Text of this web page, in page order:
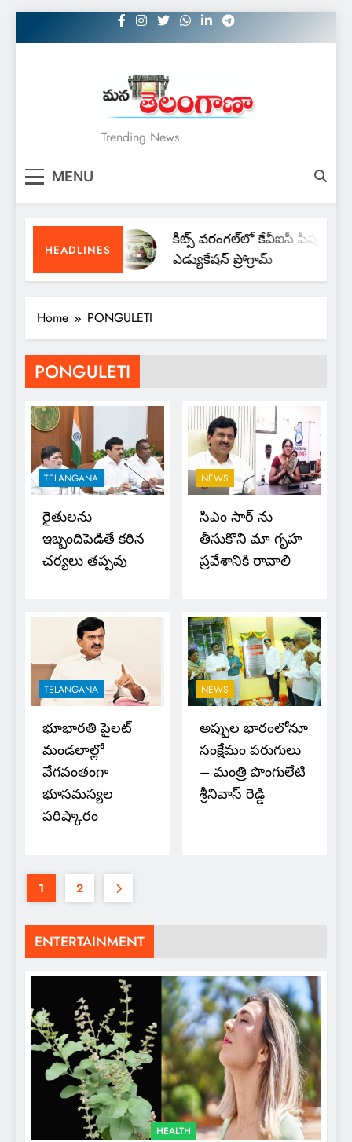
to
MANATELANGANAA
Trending News
MENU
HEADLINES
కిట్స్ వరంగల్‌లో కేవీఐసీ పీపుల్స్
ఎడ్యుకేషన్ ప్రోగ్రామ్
Home PONGULETI
ENTERTAINMENT
HEALTH
PONGULETI
TELANGANA
రైతుల‌ను
ఇబ్బందిపెడితే క‌ఠిన
చ‌ర్య‌లు త‌ప్ప‌వు
NEWS
సిఎం సార్ ను
తీసుకొని మా గృహ
ప్ర‌వేశానికి రావాలి
TELANGANA
భూభార‌తి పైల‌ట్
మండ‌లాల్లో
వేగ‌వంతంగా
భూస‌మ‌స్య‌ల
ప‌రిష్కారం
NEWS
అప్పుల భారంలోనూ
సంక్షేమం పరుగులు
– మంత్రి పొంగులేటి
శ్రీనివాస్ రెడ్డి
1 2